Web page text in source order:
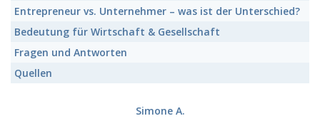
Entrepreneur vs. Unternehmer – was ist der Unterschied?
Bedeutung für Wirtschaft & Gesellschaft
Fragen und Antworten
Quellen
Simone A.